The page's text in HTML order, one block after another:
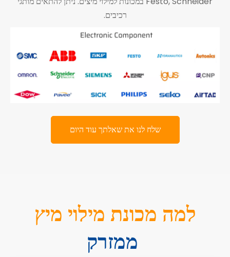
רכיבים.
שלח לנו את שאלתך עוד היום
למה מכונת מילוי מיץ
ממזרק